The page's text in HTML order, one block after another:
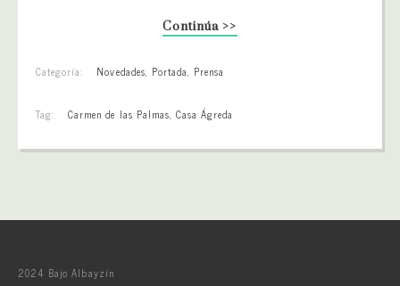
Continúa >>
Categoría: Novedades, Portada, Prensa
Tag: Carmen de las Palmas,Casa Ágreda
2024 Bajo Albayzín